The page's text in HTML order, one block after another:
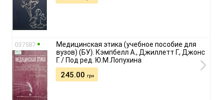
037587
Медицинская этика (учебное пособие для
вузов) (БУ). Кэмпбелл А., Джиллетт Г., Джонс
Г. / Под ред. Ю.М.Лопухина
245.00 грн